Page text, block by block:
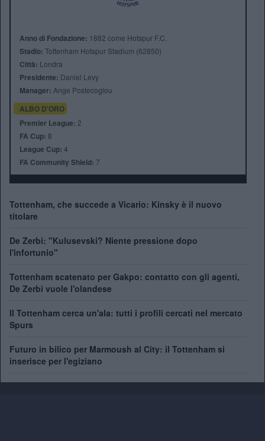
Anno di Fondazione: 1882 come Hotspur F.C.
Stadio: Tottenham Hotspur Stadium (62850)
Città: Londra
Presidente: Daniel Levy
Manager: Ange Postecoglou
ALBO D'ORO
Premier League: 2
FA Cup: 8
League Cup: 4
FA Community Shield: 7
Tottenham, che succede a Vicario: Kinsky è il nuovo
titolare
De Zerbi: "Kulusevski? Niente pressione dopo
l'infortunio"
Tottenham scatenato per Gakpo: contatto con gli agenti,
De Zerbi vuole l'olandese
Il Tottenham cerca un'ala: tutti i profili cercati nel mercato
Spurs
Futuro in bilico per Marmoush al City: il Tottenham si
inserisce per l'egiziano